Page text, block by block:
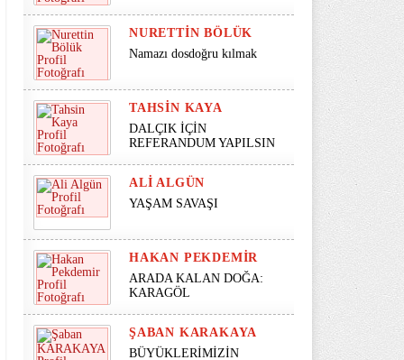
NURETTIN BÖLÜK
Namazı dosdoğru kılmak
TAHSIN KAYA
DALÇIK İÇİN
REFERANDUM YAPILSIN
ALI ALGÜN
YAŞAM SAVAŞI
HAKAN PEKDEMIR
ARADA KALAN DOĞA:
KARAGÖL
ŞABAN KARAKAYA
BÜYÜKLERİMİZİN